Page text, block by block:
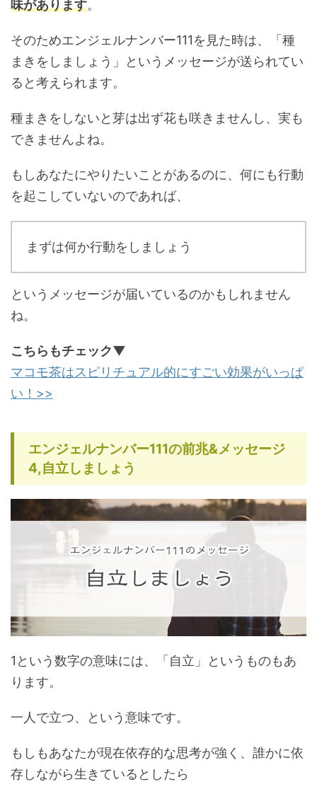
味があります。
そのためエンジェルナンバー111を見た時は、「種
まきをしましょう」というメッセージが送られてい
ると考えられます。
種まきをしないと芽は出ず花も咲きませんし、実も
できませんよね。
もしあなたにやりたいことがあるのに、何にも行動
を起こしていないのであれば、
まずは何か行動をしましょう
というメッセージが届いているのかもしれません
ね。
こちらもチェック▼
マコモ茶はスピリチュアル的にすごい効果がいっぱ
い！>>
エンジェルナンバー111の前兆&メッセージ
4,自立しましょう
1という数字の意味には、「自立」というものもあ
ります。
一人で立つ、という意味です。
もしもあなたが現在依存的な思考が強く、誰かに依
存しながら生きているとしたら